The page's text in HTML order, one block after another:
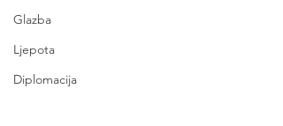
Glazba
Ljepota
Diplomacija